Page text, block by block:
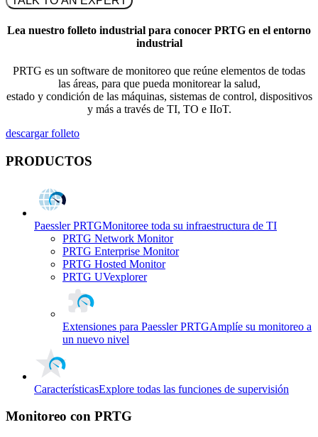
Lea nuestro folleto industrial para conocer PRTG en el entorno
industrial
PRTG es un software de monitoreo que reúne elementos de todas
las áreas, para que pueda monitorear la salud,
estado y condición de las máquinas, sistemas de control, dispositivos
y más a través de TI, TO e IIoT.
descargar folleto
PRODUCTOS
Paessler PRTGMonitoree toda su infraestructura de TI
PRTG Network Monitor
PRTG Enterprise Monitor
PRTG Hosted Monitor
PRTG UVexplorer
Extensiones para Paessler PRTGAmplíe su monitoreo a
un nuevo nivel
CaracterísticasExplore todas las funciones de supervisión
Monitoreo con PRTG